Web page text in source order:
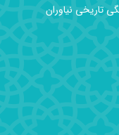
تاریخی نیاوران